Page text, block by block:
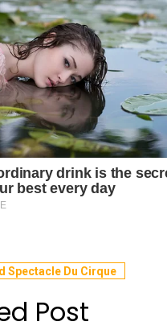
Spectacle Du Cirque
Post